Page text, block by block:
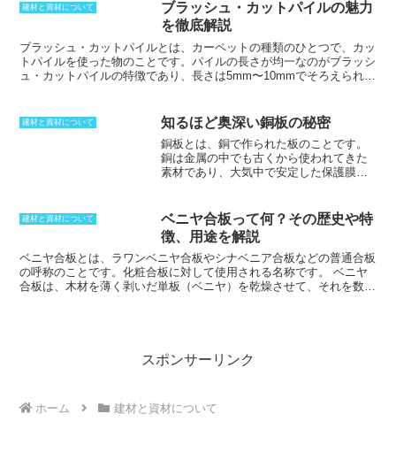
とも効果的です。ホルムアルデヒドを含
まない建材には、無垢材や天然石などが
あります。
壁そのものをインテリアとして楽しめま
す。また、珪藻土の性質を生かし、バス
マットなどの珪藻土製品もあります。
ガラスを採用することで省エネルギー化が期待できます。 遮熱に効果
的な材料としてLow-Eガラスがあり、これは、板ガラスの表面に特殊
金属膜をコーティングしたものです。この膜が遠赤外線の反射率を高
め、放射による熱伝達を抑え、高断熱性能を実現できるからです。
建材と資材について
ブラッシュ・カットパイルの魅力
を徹底解説
ブラッシュ・カットパイルとは、カーペットの種類のひとつで、 カッ
トパイルを使った物のことです。パイルの長さが均一なのがブラッシ
ュ・カットパイルの特徴であり、長さは5mm〜10mmでそろえられて
うな流れる滑らかな質感とは違い、しっかりとしながらもソフトな肌
触りに仕上げていくことが可能です。
建材と資材について 知るほど奥深い銅板の秘密
銅板とは、銅で作られた板のことです。
銅は金属の中でも古くから使われてきた
素材であり、大気中で安定した保護膜を
変化する特徴を持っていて、コーティン
グや塗装でも表面処理した物がある。ま
た、銅は伸びやすい金属でもあります。
銅は鉄に次いで文化的にも重要な意味を
持って使われてきました。工業用にも多
く使われてきており、銅自体が電気器具
建材と資材について
ベニヤ合板って何？その歴史や特
徴、用途を解説
ベニヤ合板とは、ラワンベニヤ合板やシナベニア合板などの普通合板
の呼称のことです。化粧合板に対して使用される名称です。
ベニヤ
合板は、木材を薄く剥いだ単板（ベニヤ）を乾燥させて、それを数
同様の手法が行なわれていたとされます。合板の製造が機械化された
のは、明治40年代頃。製造に使う材料は、安価である輸入ラワン材
原木樹種の転換が進んでいます。
スポンサーリンク
ホーム 建材と資材について